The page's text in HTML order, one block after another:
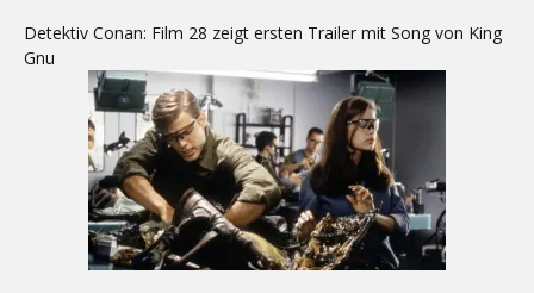
Detektiv Conan: Film 28 zeigt ersten Trailer mit Song von King
Gnu